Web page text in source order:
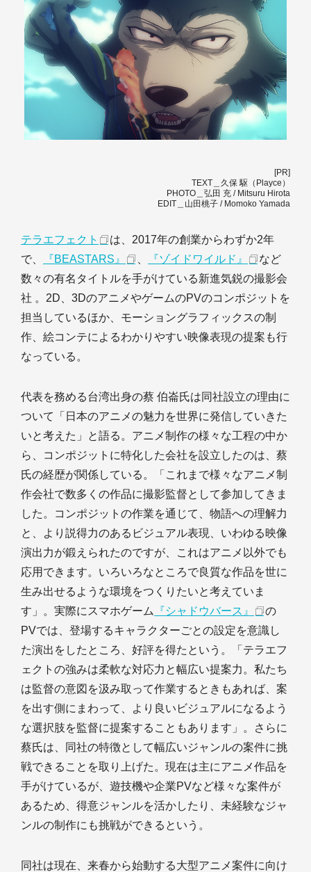
[PR]
TEXT＿久保 駆（Playce）
PHOTO＿弘田 充 / Mitsuru Hirota
EDIT＿山田桃子 / Momoko Yamada
テラエフェクト
は、2017年の創業からわずか2年
で、
『BEASTARS』 『ゾイドワイルド』
など
数々の有名タイトルを手がけている新進気鋭の撮影会
社 。2D、3DのアニメやゲームのPVのコンポジットを
担当しているほか、モーショングラフィックスの制
作、絵コンテによるわかりやすい映像表現の提案も行
なっている。
代表を務める台湾出身の蔡 伯崙氏は同社設立の理由に
ついて「日本のアニメの魅力を世界に発信していきた
いと考えた」と語る。アニメ制作の様々な工程の中か
ら、コンポジットに特化した会社を設立したのは、蔡
氏の経歴が関係している。「これまで様々なアニメ制
作会社で数多くの作品に撮影監督として参加してきま
した。コンポジットの作業を通じて、物語への理解力
と、より説得力のあるビジュアル表現、いわゆる映像
演出力が鍛えられたのですが、これはアニメ以外でも
応用できます。いろいろなところで良質な作品を世に
生み出せるような環境をつくりたいと考えていま
す」。実際にスマホゲーム
『シャドウバース』
の
PVでは、登場するキャラクターごとの設定を意識し
た演出をしたところ、好評を得たという。「テラエフ
ェクトの強みは柔軟な対応力と幅広い提案力。私たち
は監督の意図を汲み取って作業するときもあれば、案
を出す側にまわって、より良いビジュアルになるよう
な選択肢を監督に提案することもあります」。さらに
蔡氏は、同社の特徴として幅広いジャンルの案件に挑
戦できることを取り上げた。現在は主にアニメ作品を
手がけているが、遊技機や企業PVなど様々な案件が
あるため、得意ジャンルを活かしたり、未経験なジャ
ンルの制作にも挑戦ができるという。
同社は現在、来春から始動する大型アニメ案件に向け